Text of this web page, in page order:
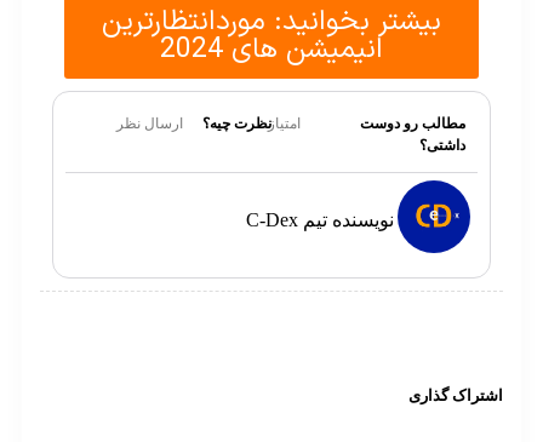
بیشتر بخوانید: موردانتظارترین
انیمیشن های 2024
مطالب رو دوست
نظرت چیه؟ ارسال نظر
نویسنده تیم C-Dex
گذاری